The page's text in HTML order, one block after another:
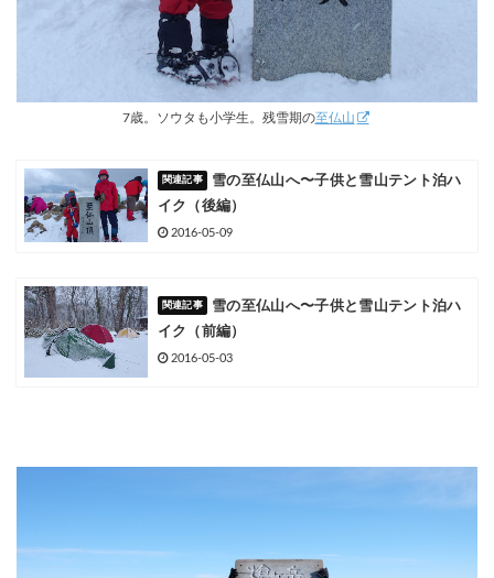
7歳。ソウタも小学生。残雪期の至仏山
雪の至仏山へ〜子供と雪山テント泊ハ
イク（後編）
2016-05-09
雪の至仏山へ〜子供と雪山テント泊ハ
イク（前編）
2016-05-03